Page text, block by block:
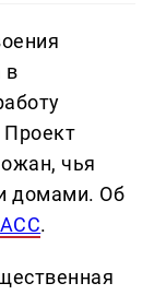
в
Проект
чья
домами. Об
.